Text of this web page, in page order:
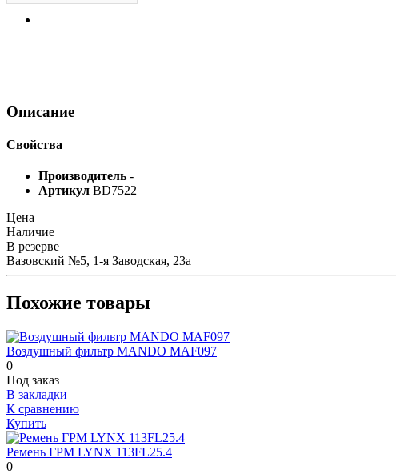
Описание
Свойства
Производитель -
Артикул BD7522
Цена
Наличие
В резерве
Вазовский №5, 1-я Заводская, 23а
Похожие товары
Воздушный фильтр MANDO MAF097
0
Под заказ
В закладки
К сравнению
Купить
Ремень ГРМ LYNX 113FL25.4
0